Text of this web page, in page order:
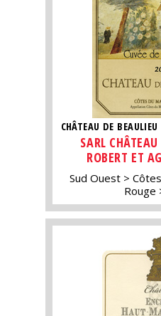
CHÂTEAU DE
SARL
ROBERT ET
Sud Ouest
Rouge